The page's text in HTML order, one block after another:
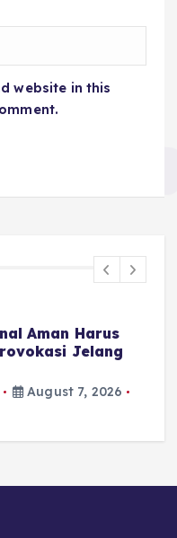
website in this
Aman Harus
Jelang
August 7, 2026